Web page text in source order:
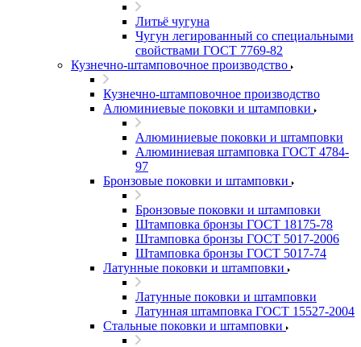
Литьё чугуна
Чугун легированный со специальными
свойствами ГОСТ 7769-82
Кузнечно-штамповочное производство
Кузнечно-штамповочное производство
Алюминиевые поковки и штамповки
Алюминиевые поковки и штамповки
Алюминиевая штамповка ГОСТ 4784-
97
Бронзовые поковки и штамповки
Бронзовые поковки и штамповки
Штамповка бронзы ГОСТ 18175-78
Штамповка бронзы ГОСТ 5017-2006
Штамповка бронзы ГОСТ 5017-74
Латунные поковки и штамповки
Латунные поковки и штамповки
Латунная штамповка ГОСТ 15527-2004
Стальные поковки и штамповки